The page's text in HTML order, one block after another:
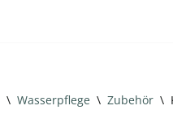
\ Wasserpflege \ Zubehör \